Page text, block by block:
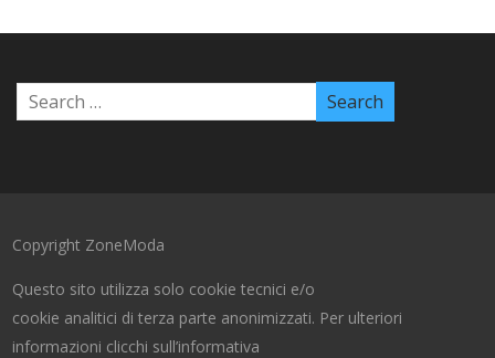
Copyright ZoneModa
Questo sito utilizza solo cookie tecnici e/o
cookie analitici di terza parte anonimizzati. Per ulteriori
informazioni clicchi sull’informativa